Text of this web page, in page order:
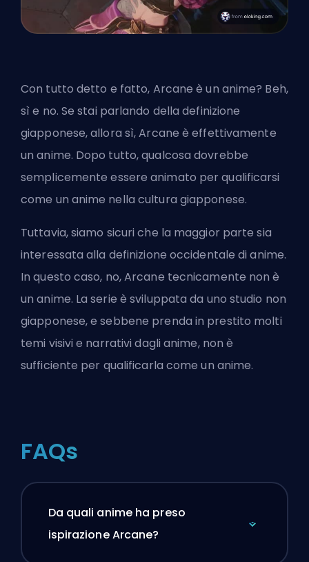
Con tutto detto e fatto, Arcane è un anime? Beh,
sì e no. Se stai parlando della definizione
giapponese, allora sì, Arcane è effettivamente
un anime. Dopo tutto, qualcosa dovrebbe
semplicemente essere animato per qualificarsi
come un anime nella cultura giapponese.
Tuttavia, siamo sicuri che la maggior parte sia
interessata alla definizione occidentale di anime.
In questo caso, no, Arcane tecnicamente non è
un anime. La serie è sviluppata da uno studio non
giapponese, e sebbene prenda in prestito molti
temi visivi e narrativi dagli anime, non è
sufficiente per qualificarla come un anime.
FAQs
Da quali anime ha preso
ispirazione Arcane?